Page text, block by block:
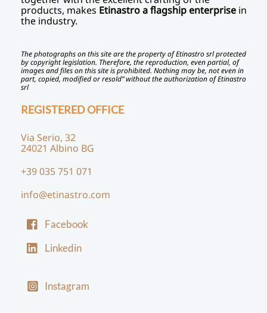
products, makes Etinastro a flagship enterprise in
the industry.
The photographs on this site are the property of Etinastro srl protected
by copyright legislation. Therefore, the reproduction, even partial, of
images and files on this site is prohibited. Nothing may be, not even in
part, copied, modified or resold” without the authorization of Etinastro
srl
REGISTERED OFFICE
Via Serio, 32
24021 Albino BG
+39 035 751 071
info@etinastro.com
Facebook
Linkedin
Instagram